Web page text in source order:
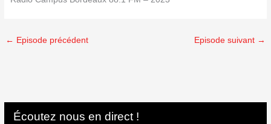
← Episode précédent Episode suivant →
Écoutez nous en direct !